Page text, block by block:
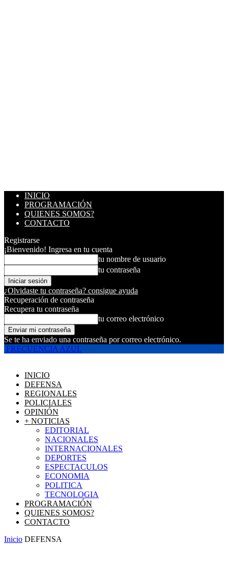
INICIO
PROGRAMACIÓN
QUIENES SOMOS?
CONTACTO
Registrarse
¡Bienvenido! Ingresa en tu cuenta
tu nombre de usuario
tu contraseña
¿Olvidaste tu contraseña? consigue ayuda
Recuperación de contraseña
Recupera tu contraseña
tu correo electrónico
Se te ha enviado una contraseña por correo electrónico.
FRECUENCIA AZUL
INICIO
DEFENSA
REGIONALES
POLICIALES
OPINIÓN
+ NOTICIAS
EDITORIAL
NACIONALES
INTERNACIONALES
DEPORTES
ESPECTACULOS
ECONOMIA
POLITICA
TECNOLOGIA
PROGRAMACIÓN
QUIENES SOMOS?
CONTACTO
Inicio DEFENSA